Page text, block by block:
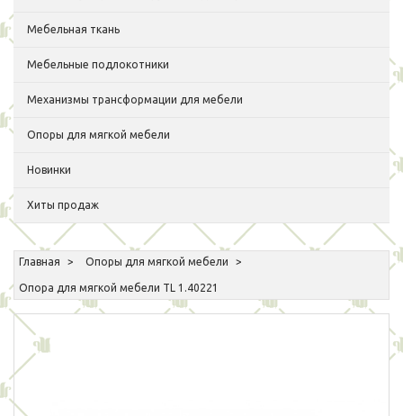
Мебельная ткань
Мебельные подлокотники
Механизмы трансформации для мебели
Опоры для мягкой мебели
Новинки
Хиты продаж
Главная Опоры для мягкой мебели
Опора для мягкой мебели TL 1.40221